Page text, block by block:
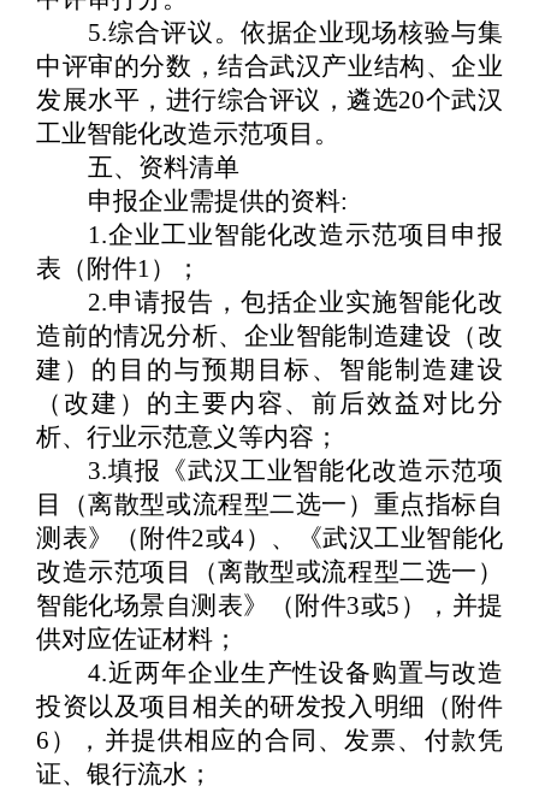
5.综合评议。依据企业现场核验与集
中评审的分数，结合武汉产业结构、企业
发展水平，进行综合评议，遴选20个武汉
工业智能化改造示范项目。
五、资料清单
申报企业需提供的资料:
1.企业工业智能化改造示范项目申报
表 （ 附件1）；
2.申请报告，包括企业实施智能化改
造前的情况分析、企业智能制造建设 （ 改
建 ） 的目的与预期目标、智能制造建设
（ 改建 ） 的主要内容、前后效益对比分
析、行业示范意义等内容 ；
3.填报《武汉工业智能化改造示范项
目
（离散型或流程型二选一 ） 重点指标自
测表》
（ 附件2或4） 、《武汉工业智能化
改造示范项目
（离散型或流程型二选一 ）
智能化场景自测表》
（ 附件3或5 ）
，并提
供对应佐证材料 ；
4.近两年企业生产性设备购置与改造
投资以及项目相关的研发投入明细
（ 附件
6 ）
，并提供相应的合同、发票、付款凭
证、银行流水 ；